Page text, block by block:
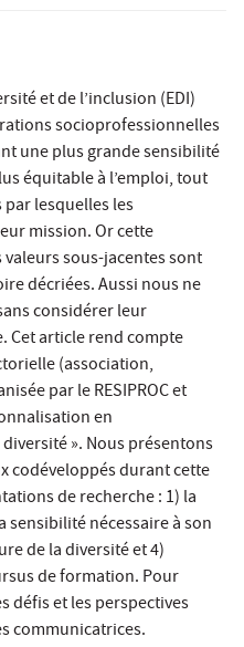
et de l’inclusion (EDI)
socioprofessionnelles
une plus grande sensibilité
équitable à l’emploi, tout
lesquelles les
mission. Or cette
valeurs sous-jacentes sont
décriées. Aussi nous ne
considérer leur
article rend compte
(association,
par le RESIPROC et
en
». Nous présentons
codéveloppés durant cette
de recherche : 1) la
nécessaire à son
de la diversité et 4)
de formation. Pour
défis et les perspectives
communicatrices.